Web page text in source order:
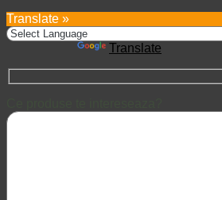
Translate »
Translate